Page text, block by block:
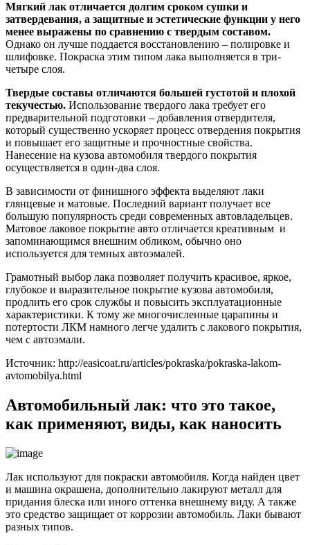
Мягкий лак отличается долгим сроком сушки и
затвердевания, а защитные и эстетические функции у него
менее выражены по сравнению с твердым составом.
Однако он лучше поддается восстановлению – полировке и
шлифовке. Покраска этим типом лака выполняется в три-
четыре слоя.
Твердые составы отличаются большей густотой и плохой
текучестью. Использование твердого лака требует его
предварительной подготовки – добавления отвердителя,
который существенно ускоряет процесс отвердения покрытия
и повышает его защитные и прочностные свойства.
Нанесение на кузова автомобиля твердого покрытия
осуществляется в один-два слоя.
В зависимости от финишного эффекта выделяют лаки
глянцевые и матовые. Последний вариант получает все
большую популярность среди современных автовладельцев.
Матовое лаковое покрытие авто отличается креативным и
запоминающимся внешним обликом, обычно оно
используется для темных автоэмалей.
Грамотный выбор лака позволяет получить красивое, яркое,
глубокое и выразительное покрытие кузова автомобиля,
продлить его срок службы и повысить эксплуатационные
характеристики. К тому же многочисленные царапины и
потертости ЛКМ намного легче удалить с лакового покрытия,
чем с автоэмали.
Источник: http://easicoat.ru/articles/pokraska/pokraska-lakom-
avtomobilya.html
Автомобильный лак: что это такое,
как применяют, виды, как наносить
Лак используют для покраски автомобиля. Когда найден цвет
и машина окрашена, дополнительно лакируют металл для
придания блеска или иного оттенка внешнему виду. А также
это средство защищает от коррозии автомобиль. Лаки бывают
разных типов.